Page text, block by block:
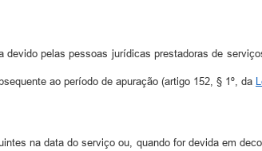
pelas pessoas jurídicas prestadoras de
ao período de apuração (artigo 152, § 1º, da
na data do serviço ou, quando for devida em